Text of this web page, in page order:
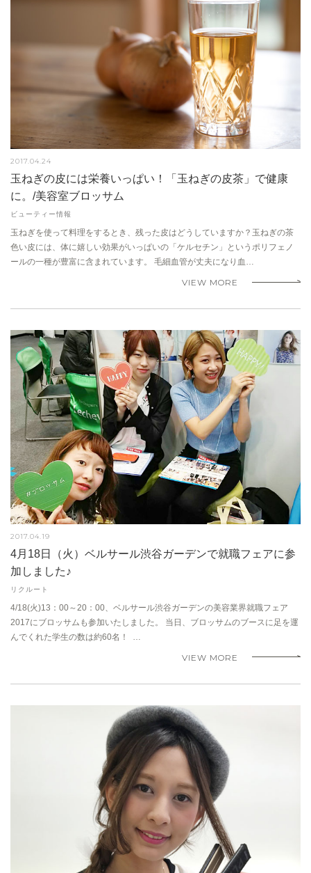
2017.04.24
玉ねぎの皮には栄養いっぱい！「玉ねぎの皮茶」で健康
に。/美容室ブロッサム
ビューティー情報
玉ねぎを使って料理をするとき、残った皮はどうしていますか？玉ねぎの茶
色い皮には、体に嬉しい効果がいっぱいの「ケルセチン」というポリフェノ
ールの一種が豊富に含まれています。 毛細血管が丈夫になり血…
VIEW MORE
2017.04.19
4月18日（火）ベルサール渋谷ガーデンで就職フェアに参
加しました♪
リクルート
4/18(火)13：00～20：00、ベルサール渋谷ガーデンの美容業界就職フェア
2017にブロッサムも参加いたしました。 当日、ブロッサムのブースに足を運
んでくれた学生の数は約60名！ …
VIEW MORE